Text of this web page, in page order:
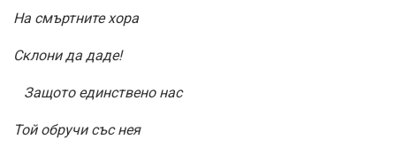
На смъртните хора
Склони да даде!
Защото единствено нас
Той обручи със нея